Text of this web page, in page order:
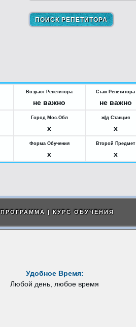
Возраст Репетитора
не важно
Стаж Репетитора
не важно
Город Мос.Обл
x
ж|д Станция
x
Форма Обучения
x
Второй Предмет
x
ПРОГРАММА | КУРС ОБУЧЕНИЯ
Удобное Время:
Любой день, любое время